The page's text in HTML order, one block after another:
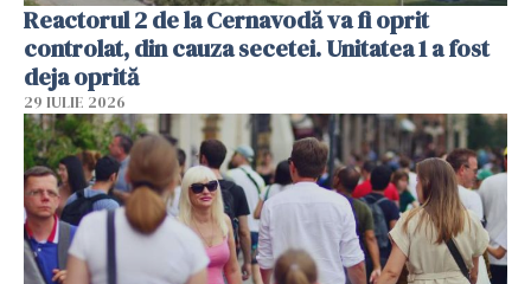
Reactorul 2 de la Cernavodă va fi oprit
controlat, din cauza secetei. Unitatea 1 a fost
deja oprită
29 IULIE 2026